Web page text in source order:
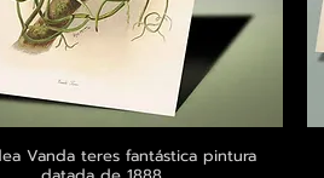
Visualização rápida
Vanda teres fantástica pintura